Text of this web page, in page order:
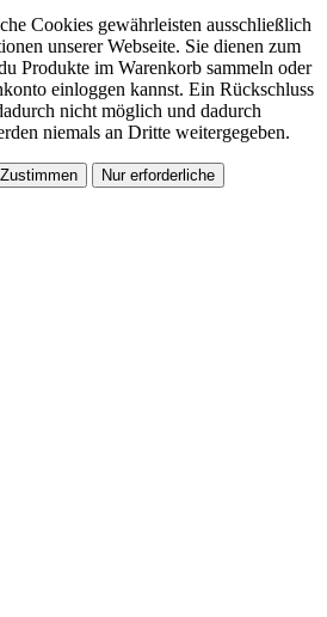
Cookies gewährleisten ausschließlich
unserer Webseite. Sie dienen zum
Produkte im Warenkorb sammeln oder
einloggen kannst. Ein Rückschluss
nicht möglich und dadurch
niemals an Dritte weitergegeben.
Zustimmen Nur erforderliche